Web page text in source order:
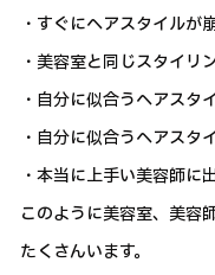
・すぐにヘアスタイルが
・美容室と同じスタイリ
・自分に似合うヘアスタ
・自分に似合うヘアスタ
・本当に上手い美容師に
このように美容室、美容
たくさんいます。